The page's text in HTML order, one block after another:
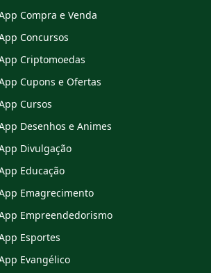
Compra e Venda
Concursos
Criptomoedas
Cupons e Ofertas
Cursos
Desenhos e Animes
Divulgação
Educação
Emagrecimento
Empreendedorismo
Esportes
Evangélico